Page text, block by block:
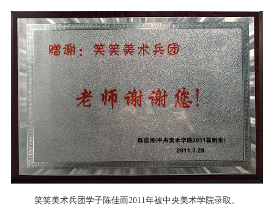
笑笑美术兵团学子陈佳雨2011年被中央美术学院录取。